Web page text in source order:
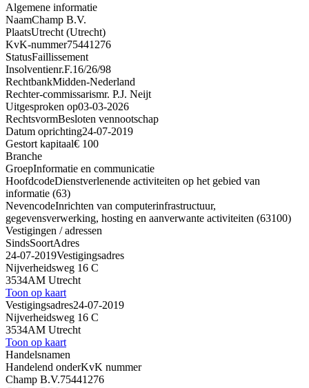
Algemene informatie
NaamChamp B.V.
PlaatsUtrecht (Utrecht)
KvK-nummer75441276
StatusFaillissement
Insolventienr.F.16/26/98
RechtbankMidden-Nederland
Rechter-commissarismr. P.J. Neijt
Uitgesproken op03-03-2026
RechtsvormBesloten vennootschap
Datum oprichting24-07-2019
Gestort kapitaal€ 100
Branche
GroepInformatie en communicatie
HoofdcodeDienstverlenende activiteiten op het gebied van
informatie (63)
NevencodeInrichten van computerinfrastructuur,
gegevensverwerking, hosting en aanverwante activiteiten (63100)
Vestigingen / adressen
SindsSoortAdres
24-07-2019Vestigingsadres
Nijverheidsweg 16 C
3534AM Utrecht
Toon op kaart
Vestigingsadres24-07-2019
Nijverheidsweg 16 C
3534AM Utrecht
Toon op kaart
Handelsnamen
Handelend onderKvK nummer
Champ B.V.75441276